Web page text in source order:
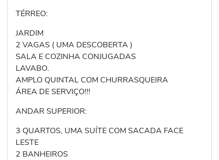
TÉRREO:
JARDIM
2 VAGAS ( UMA DESCOBERTA )
SALA E COZINHA CONJUGADAS
LAVABO.
AMPLO QUINTAL COM CHURRASQUEIRA
ÁREA DE SERVIÇO!!!
ANDAR SUPERIOR:
3 QUARTOS, UMA SUÍTE COM SACADA FACE
LESTE
2 BANHEIROS